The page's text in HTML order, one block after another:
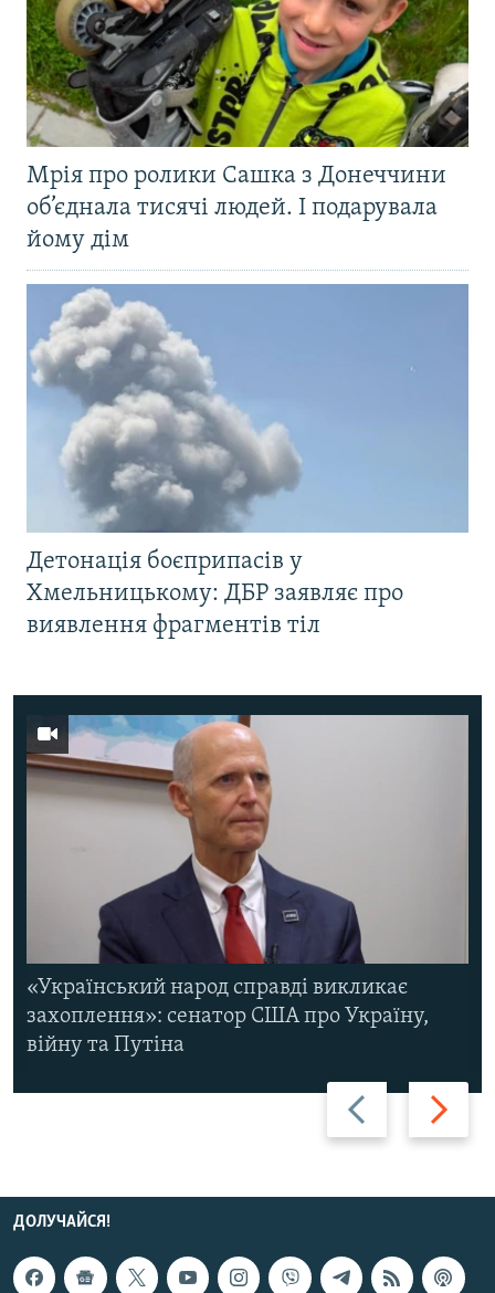
Мрія про ролики Сашка з Донеччини
об’єднала тисячі людей. І подарувала
йому дім
Детонація боєприпасів у
Хмельницькому: ДБР заявляє про
виявлення фрагментів тіл
Назад Вперед
«Український народ справді викликає
захоплення»: сенатор США про Україну,
війну та Путіна
ДОЛУЧАЙСЯ!